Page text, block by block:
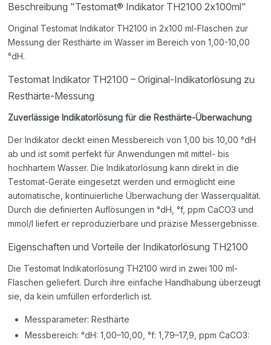
Beschreibung "Testomat® Indikator TH2100 2x100ml"
Original Testomat Indikator TH2100 in 2x100 ml-Flaschen zur
Messung der Resthärte im Wasser im Bereich von 1,00-10,00
°dH.
Testomat Indikator TH2100 – Original-Indikatorlösung zu
Resthärte-Messung
Zuverlässige Indikatorlösung für die Resthärte-Überwachung
Der Indikator deckt einen Messbereich von 1,00 bis 10,00 °dH
ab und ist somit perfekt für Anwendungen mit mittel- bis
hochhartem Wasser. Die Indikatorlösung kann direkt in die
Testomat-Geräte eingesetzt werden und ermöglicht eine
automatische, kontinuierliche Überwachung der Wasserqualität.
Durch die definierten Auflösungen in °dH, °f, ppm CaCO3 und
mmol/l liefert er reproduzierbare und präzise Messergebnisse.
Eigenschaften und Vorteile der Indikatorlösung TH2100
Die Testomat Indikatorlösung TH2100 wird in zwei 100 ml-
Flaschen geliefert. Durch ihre einfache Handhabung überzeugt
sie, da kein umfüllen erforderlich ist.
Messparameter: Resthärte
Messbereich: °dH: 1,00–10,00, °f: 1,79–17,9, ppm CaCO3: